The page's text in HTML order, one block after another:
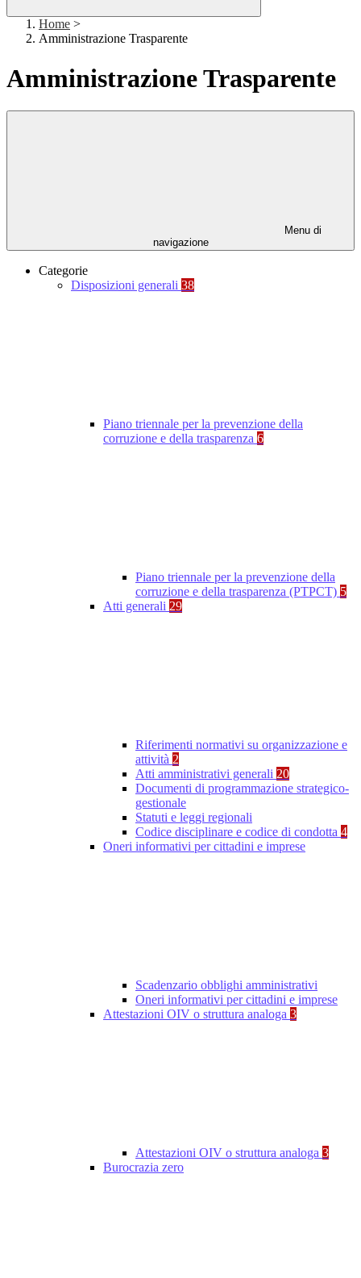
Home >
Amministrazione Trasparente
Amministrazione Trasparente
Menu di
navigazione
Categorie
Disposizioni generali 38
Piano triennale per la prevenzione della
corruzione e della trasparenza 6
Piano triennale per la prevenzione della
corruzione e della trasparenza (PTPCT) 5
Atti generali 29
Riferimenti normativi su organizzazione e
attività 2
Atti amministrativi generali 20
Documenti di programmazione strategico-
gestionale
Statuti e leggi regionali
Codice disciplinare e codice di condotta 4
Oneri informativi per cittadini e imprese
Scadenzario obblighi amministrativi
Oneri informativi per cittadini e imprese
Attestazioni OIV o struttura analoga 3
Attestazioni OIV o struttura analoga 3
Burocrazia zero